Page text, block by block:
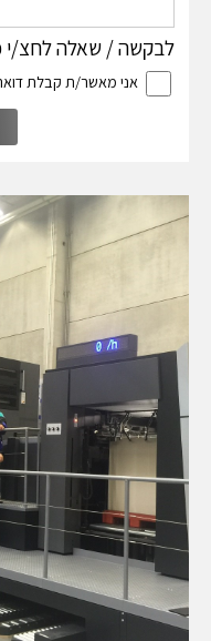
לבקשה / שאלה לחצ/י
אני מאשר/ת קבלת